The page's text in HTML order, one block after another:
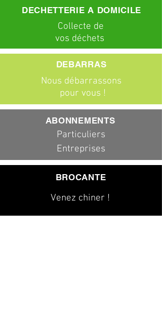
DECHETTERIE A DOMICILE
Collecte de
vos déchets
Nous débarrassons
pour vous !
DEBARRAS
ABONNEMENTS
Particuliers
Entreprises
BROCANTE
Venez chiner !